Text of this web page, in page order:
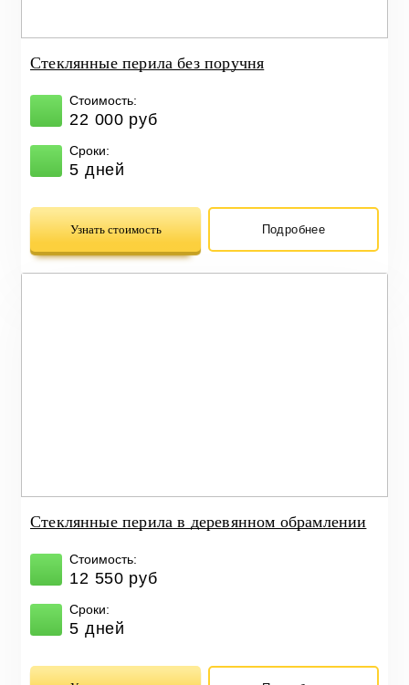
Стеклянные перила без поручня
Стоимость:
22 000 руб
Сроки:
5 дней
Узнать стоимость Подробнее
Стеклянные перила в деревянном обрамлении
Стоимость:
12 550 руб
Сроки:
5 дней